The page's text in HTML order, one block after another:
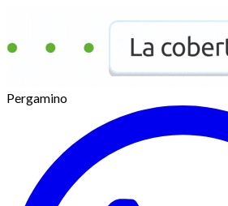
Pergamino